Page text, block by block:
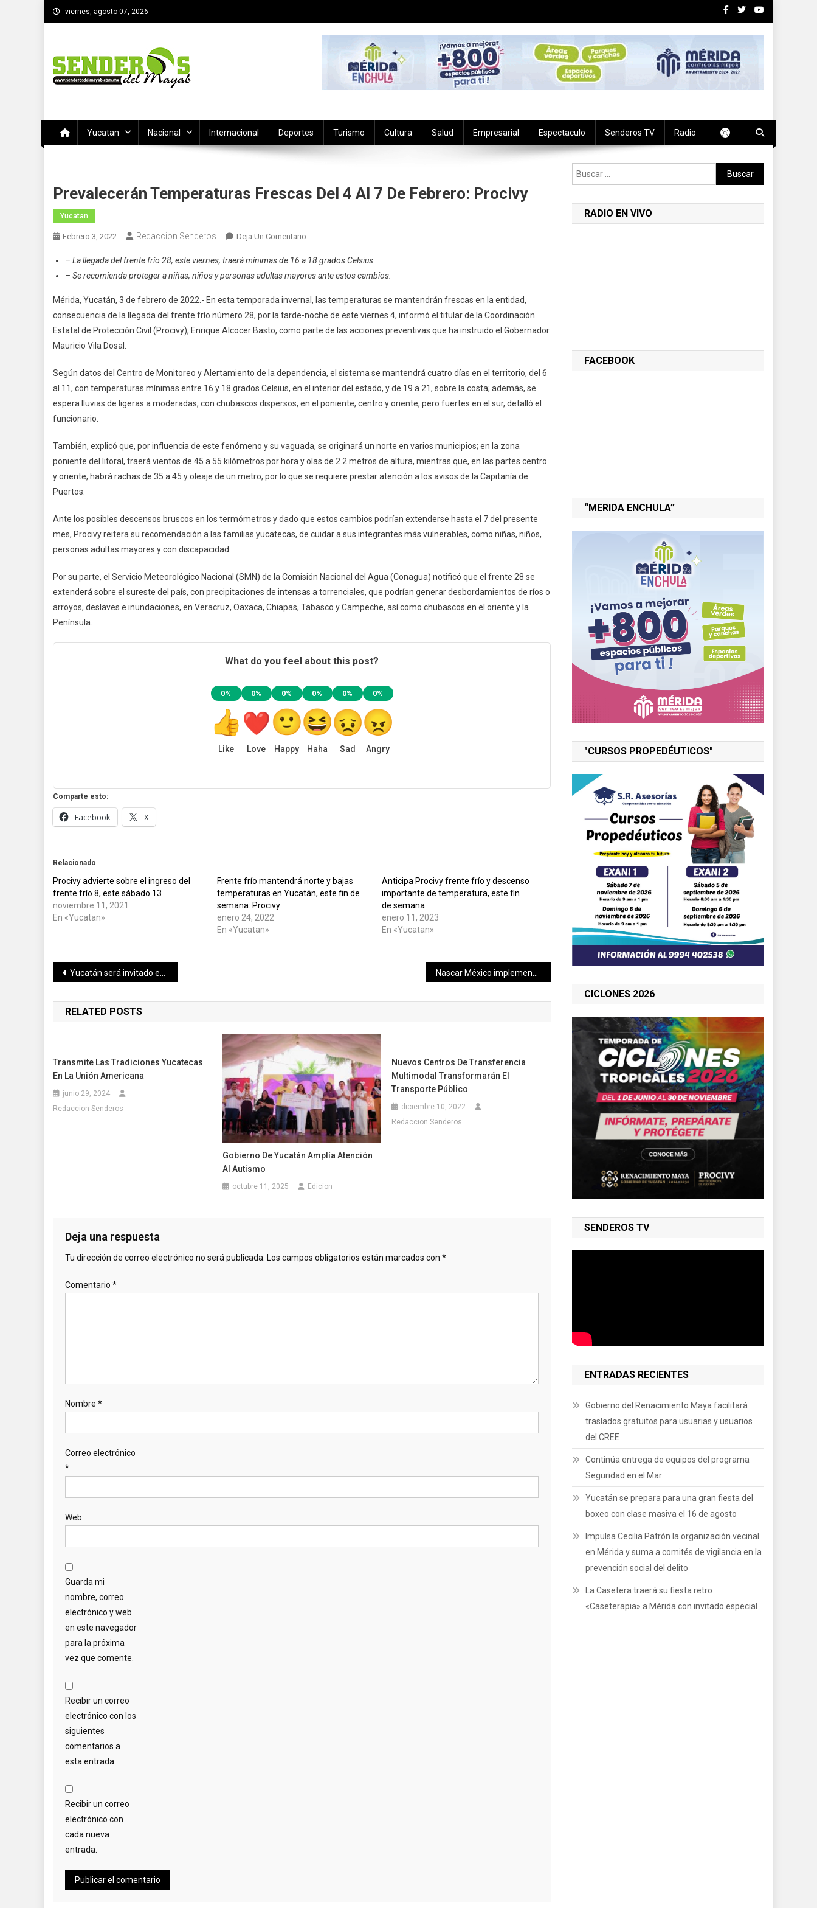
Saltar
al
viernes, agosto 07, 2026
Yucatan Nacional Internacional Deportes Turismo Cultura Salud Empresarial Espectaculo Senderos TV Radio
Prevalecerán Temperaturas Frescas Del 4 Al 7 De Febrero: Procivy
Yucatan
Febrero 3, 2022 Redaccion Senderos Deja Un Comentario
Temperaturas
Frescas
4
Al
7
Procivy
– La llegada del frente frío 28, este viernes, traerá mínimas de 16 a 18 grados Celsius.
– Se recomienda proteger a niñas, niños y personas adultas mayores ante estos cambios.
Mérida, Yucatán, 3 de febrero de 2022.- En esta temporada invernal, las temperaturas se mantendrán frescas en la entidad,
consecuencia de la llegada del frente frío número 28, por la tarde-noche de este viernes 4, informó el titular de la Coordinación
Estatal de Protección Civil (Procivy), Enrique Alcocer Basto, como parte de las acciones preventivas que ha instruido el Gobernador
Mauricio Vila Dosal.
Según datos del Centro de Monitoreo y Alertamiento de la dependencia, el sistema se mantendrá cuatro días en el territorio, del 6
al 11, con temperaturas mínimas entre 16 y 18 grados Celsius, en el interior del estado, y de 19 a 21, sobre la costa; además, se
espera lluvias de ligeras a moderadas, con chubascos dispersos, en el poniente, centro y oriente, pero fuertes en el sur, detalló el
funcionario.
También, explicó que, por influencia de este fenómeno y su vaguada, se originará un norte en varios municipios; en la zona
poniente del litoral, traerá vientos de 45 a 55 kilómetros por hora y olas de 2.2 metros de altura, mientras que, en las partes centro
y oriente, habrá rachas de 35 a 45 y oleaje de un metro, por lo que se requiere prestar atención a los avisos de la Capitanía de
Puertos.
Ante los posibles descensos bruscos en los termómetros y dado que estos cambios podrían extenderse hasta el 7 del presente
mes, Procivy reitera su recomendación a las familias yucatecas, de cuidar a sus integrantes más vulnerables, como niñas, niños,
personas adultas mayores y con discapacidad.
Por su parte, el Servicio Meteorológico Nacional (SMN) de la Comisión Nacional del Agua (Conagua) notificó que el frente 28 se
extenderá sobre el sureste del país, con precipitaciones de intensas a torrenciales, que podrían generar desbordamientos de ríos o
arroyos, deslaves e inundaciones, en Veracruz, Oaxaca, Chiapas, Tabasco y Campeche, así como chubascos en el oriente y la
Península.
What do you feel about this post?
0%
Like
0%
Love
0%
Happy
0%
Haha
0%
Sad
0%
Angry
Comparte esto:
Facebook X
Relacionado
Procivy advierte sobre el ingreso del
frente frío 8, este sábado 13
noviembre 11, 2021
En «Yucatan»
Frente frío mantendrá norte y bajas
temperaturas en Yucatán, este fin de
semana: Procivy
enero 24, 2022
En «Yucatan»
Anticipa Procivy frente frío y descenso
importante de temperatura, este fin
de semana
enero 11, 2023
En «Yucatan»
Navegación
de
entradas
Yucatán será invitado especial en la Feria Nacional de San Marcos 2022
RELATED POSTS
Transmite Las Tradiciones Yucatecas
En La Unión Americana
junio 29, 2024
Redaccion Senderos
Gobierno De Yucatán Amplía Atención
Al Autismo
octubre 11, 2025 Edicion
Nuevos Centros De Transferencia
Multimodal Transformarán El
Transporte Público
diciembre 10, 2022
Redaccion Senderos
Deja una respuesta
Tu dirección de correo electrónico no será publicada. Los campos obligatorios están marcados con *
Comentario *
Nombre *
Correo electrónico
*
Web
Guarda mi
nombre, correo
electrónico y web
en este navegador
para la próxima
vez que comente.
Recibir un correo
electrónico con los
siguientes
comentarios a
esta entrada.
Recibir un correo
electrónico con
cada nueva
entrada.
Buscar:
RADIO EN VIVO
FACEBOOK
“MERIDA ENCHULA”
"CURSOS PROPEDÉUTICOS"
CICLONES 2026
SENDEROS TV
ENTRADAS RECIENTES
Gobierno del Renacimiento Maya facilitará
traslados gratuitos para usuarias y usuarios
del CREE
Continúa entrega de equipos del programa
Seguridad en el Mar
Yucatán se prepara para una gran fiesta del
boxeo con clase masiva el 16 de agosto
Impulsa Cecilia Patrón la organización vecinal
en Mérida y suma a comités de vigilancia en la
prevención social del delito
La Casetera traerá su fiesta retro
«Caseterapia» a Mérida con invitado especial